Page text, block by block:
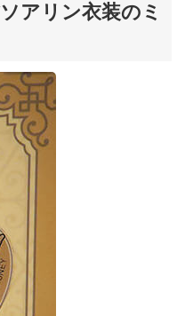
アリン衣装のミ